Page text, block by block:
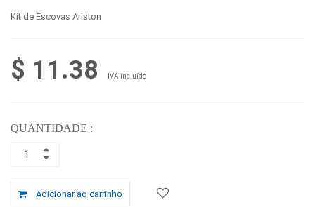
Kit de Escovas Ariston
$ 11.38 IVA incluído
QUANTIDADE :
Adicionar ao carrinho